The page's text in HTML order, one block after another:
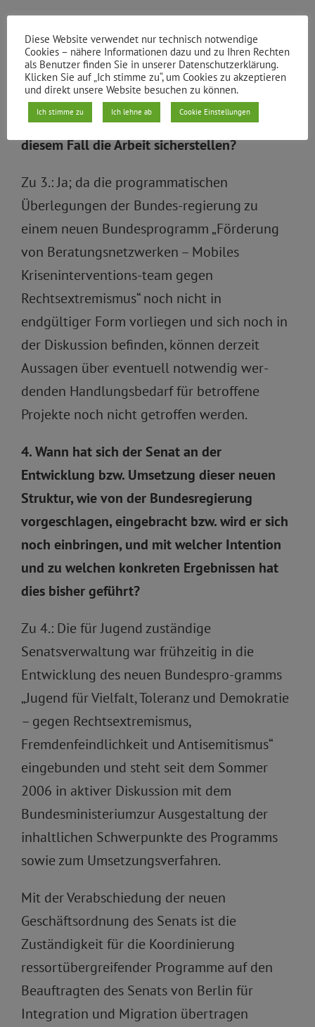
Krisen-interventionsteams die Arbeit und
Finanzierung der Mobi-len Beratungsteams
in Berlin gefährdet bzw. beeinträch-tigt
werden? Wenn ja, wie will der Senat in
diesem Fall die Arbeit sicherstellen?
Zu 3.: Ja; da die programmatischen
Überlegungen der Bundes-regierung zu
einem neuen Bundesprogramm „Förderung
von Beratungsnetzwerken – Mobiles
Kriseninterventions-team gegen
Rechtsextremismus“ noch nicht in
endgültiger Form vorliegen und sich noch in
der Diskussion befinden, können derzeit
Aussagen über eventuell notwendig wer-
denden Handlungsbedarf für betroffene
Projekte noch nicht getroffen werden.
4. Wann hat sich der Senat an der
Entwicklung bzw. Umsetzung dieser neuen
Struktur, wie von der Bundesregierung
vorgeschlagen, eingebracht bzw. wird er sich
noch einbringen, und mit welcher Intention
und zu welchen konkreten Ergebnissen hat
dies bisher geführt?
Zu 4.: Die für Jugend zuständige
Senatsverwaltung war frühzeitig in die
Entwicklung des neuen Bundespro-gramms
„Jugend für Vielfalt, Toleranz und Demokratie
– gegen Rechtsextremismus,
Fremdenfeindlichkeit und Antisemitismus“
eingebunden und steht seit dem Sommer
2006 in aktiver Diskussion mit dem
Bundesministeriumzur Ausgestaltung der
inhaltlichen Schwerpunkte des Programms
sowie zum Umsetzungsverfahren.
Mit der Verabschiedung der neuen
Geschäftsordnung des Senats ist die
Zuständigkeit für die Koordinierung
ressortübergreifender Programme auf den
Beauftragten des Senats von Berlin für
Integration und Migration übertragen
Diese Website verwendet nur technisch notwendige
Cookies – nähere Informationen dazu und zu Ihren Rechten
als Benutzer finden Sie in unserer Datenschutzerklärung.
Klicken Sie auf „Ich stimme zu“, um Cookies zu akzeptieren
und direkt unsere Website besuchen zu können.
Ich stimme zu Ich lehne ab Cookie Einstellungen